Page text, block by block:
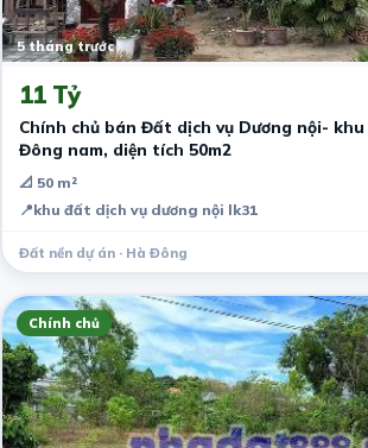
5 tháng trước
11 Tỷ
Chính chủ bán Đất dịch vụ Dương nội- khu
Đông nam, diện tích 50m2
📐 50 m²
📍khu đất dịch vụ dương nội lk31
Đất nền dự án · Hà Đông
Chính chủ